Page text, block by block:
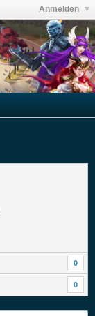
Anmelden
0
0